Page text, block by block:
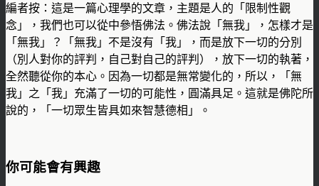
編者按：這是一篇心理學的文章，主題是人的「限制性觀
念」，我們也可以從中參悟佛法。佛法說「無我」，怎樣才是
「無我」？「無我」不是沒有「我」，而是放下一切的分別
（別人對你的評判，自己對自己的評判），放下一切的執著，
全然聽從你的本心。因為一切都是無常變化的，所以，「無
我」之「我」充滿了一切的可能性，圓滿具足。這就是佛陀所
說的，「一切眾生皆具如來智慧德相」。
你可能會有興趣